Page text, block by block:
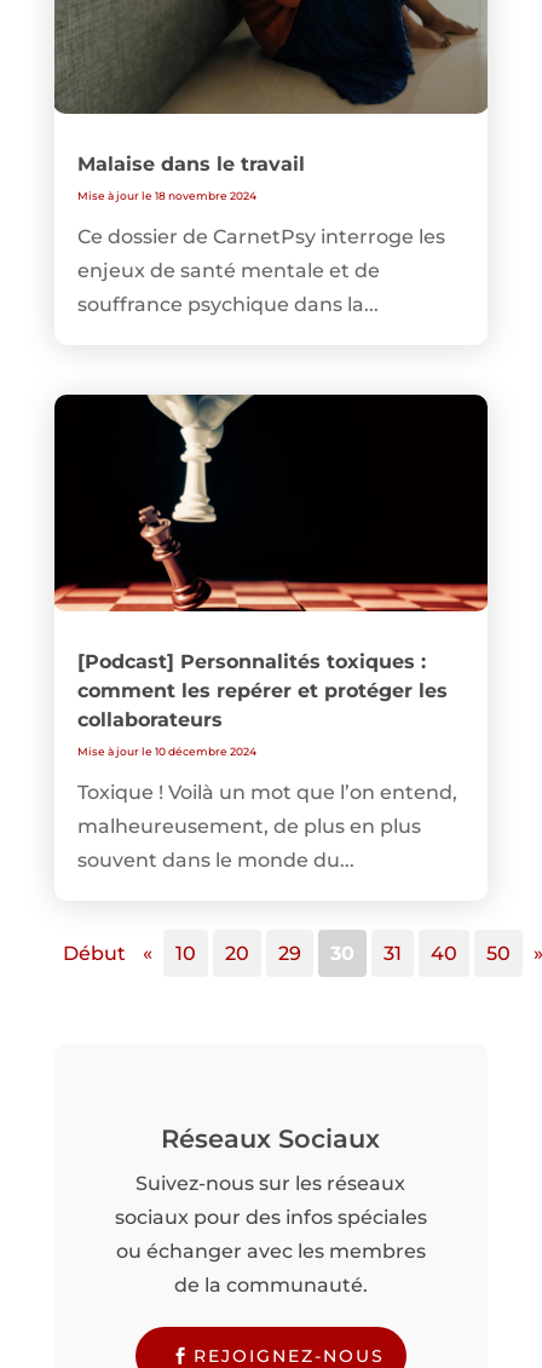
Malaise dans le travail
Mise à jour le 18 novembre 2024
Ce dossier de CarnetPsy interroge les
enjeux de santé mentale et de
souffrance psychique dans la...
[Podcast] Personnalités toxiques :
comment les repérer et protéger les
collaborateurs
Mise à jour le 10 décembre 2024
Toxique ! Voilà un mot que l’on entend,
malheureusement, de plus en plus
souvent dans le monde du...
Début « 10 20 29 30 31 40 50 »
Réseaux Sociaux
Suivez-nous sur les réseaux
sociaux pour des infos spéciales
ou échanger avec les membres
de la communauté.
REJOIGNEZ-NOUS